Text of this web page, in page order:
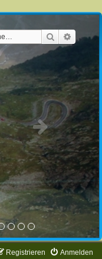
Suche
Anmelden
Registrieren